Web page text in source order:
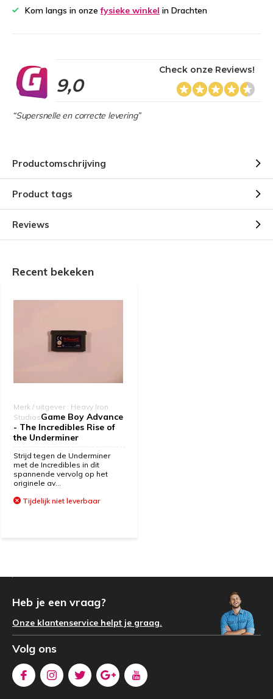
Kom langs in onzefysieke winkel in Drachten
9,0
Check onze Reviews!
“Supersnelle en correcte levering”
Productomschrijving
Product tags
Reviews
Recent bekeken
Merk / uitgever : Heavy Iron
StudiosGame Boy Advance
- The Incredibles Rise of
the Underminer
Strijd tegen de Underminer
met de Incredibles in dit
spannende vervolg op het
originele av...
Tijdelijk niet leverbaar
Heb je een vraag?
Onze klantenservice helpt je graag.
Volg ons